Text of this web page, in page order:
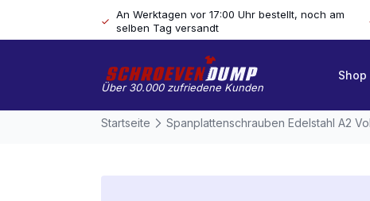
An Werktagen vor 17:00 Uhr bestellt, noch am
selben Tag versandt
Über 30.000 zufriedene Kunden
Shop
Startseite Spanplattenschrauben Edelstahl A2